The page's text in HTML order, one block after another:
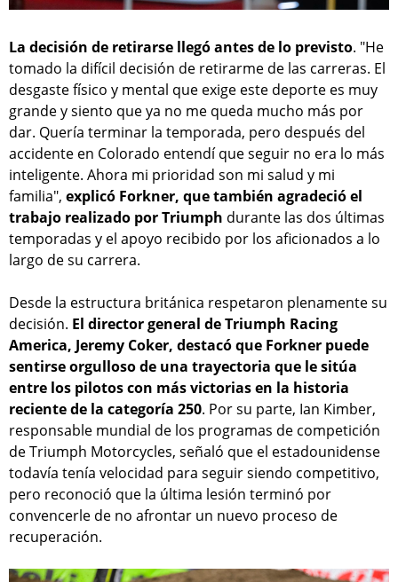
La decisión de retirarse llegó antes de lo previsto. "He
tomado la difícil decisión de retirarme de las carreras. El
desgaste físico y mental que exige este deporte es muy
grande y siento que ya no me queda mucho más por
dar. Quería terminar la temporada, pero después del
accidente en Colorado entendí que seguir no era lo más
inteligente. Ahora mi prioridad son mi salud y mi
familia", explicó Forkner, que también agradeció el
trabajo realizado por Triumph durante las dos últimas
temporadas y el apoyo recibido por los aficionados a lo
largo de su carrera.
Desde la estructura británica respetaron plenamente su
decisión. El director general de Triumph Racing
America, Jeremy Coker, destacó que Forkner puede
sentirse orgulloso de una trayectoria que le sitúa
entre los pilotos con más victorias en la historia
reciente de la categoría 250. Por su parte, Ian Kimber,
responsable mundial de los programas de competición
de Triumph Motorcycles, señaló que el estadounidense
todavía tenía velocidad para seguir siendo competitivo,
pero reconoció que la última lesión terminó por
convencerle de no afrontar un nuevo proceso de
recuperación.